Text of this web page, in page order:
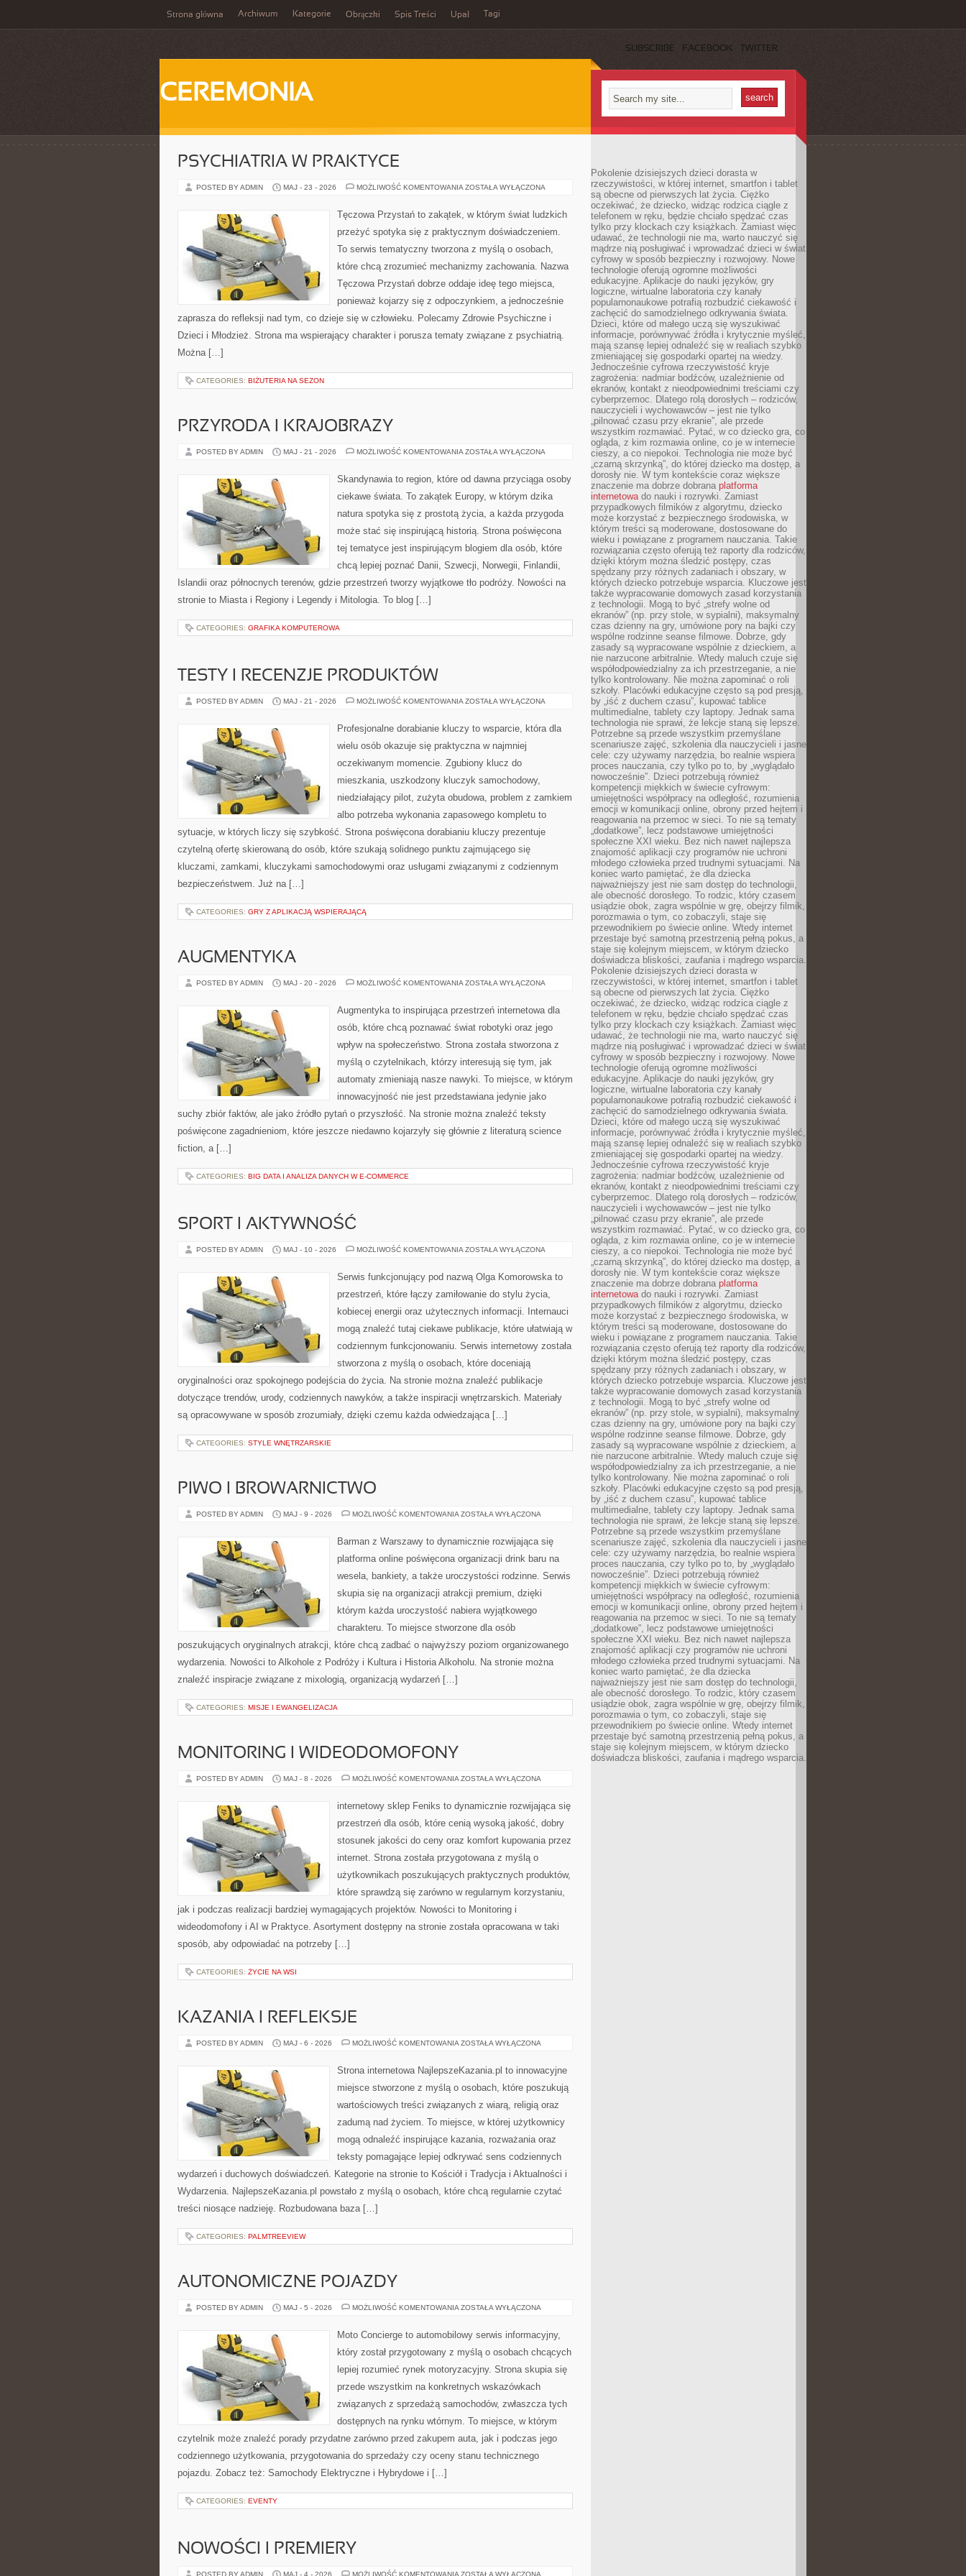
Strona główna Archiwum Kategorie Obrączki Spis Treści Upał Tagi
SUBSCRIBE FACEBOOK TWITTER
CEREMONIA
PSYCHIATRIA W PRAKTYCE
POSTED BY ADMIN MAJ - 23 - 2026 MOŻLIWOŚĆ KOMENTOWANIA PSYCHIATRIA
ZOSTAŁA WYŁĄCZONA
Tęczowa Przystań to zakątek, w którym świat ludzkich
przeżyć spotyka się z praktycznym doświadczeniem.
To serwis tematyczny tworzona z myślą o osobach,
które chcą zrozumieć mechanizmy zachowania. Nazwa
Tęczowa Przystań dobrze oddaje ideę tego miejsca,
ponieważ kojarzy się z odpoczynkiem, a jednocześnie
zaprasza do refleksji nad tym, co dzieje się w człowieku. Polecamy Zdrowie Psychiczne i
Dzieci i Młodzież. Strona ma wspierający charakter i porusza tematy związane z psychiatrią.
Można […]
CATEGORIES: BIŻUTERIA NA SEZON
PRZYRODA I KRAJOBRAZY
POSTED BY ADMIN MAJ - 21 - 2026 MOŻLIWOŚĆ KOMENTOWANIA PRZYRODA
ZOSTAŁA WYŁĄCZONA
Skandynawia to region, które od dawna przyciąga osoby
ciekawe świata. To zakątek Europy, w którym dzika
natura spotyka się z prostotą życia, a każda przygoda
może stać się inspirującą historią. Strona poświęcona
tej tematyce jest inspirującym blogiem dla osób, które
chcą lepiej poznać Danii, Szwecji, Norwegii, Finlandii,
Islandii oraz północnych terenów, gdzie przestrzeń tworzy wyjątkowe tło podróży. Nowości na
stronie to Miasta i Regiony i Legendy i Mitologia. To blog […]
CATEGORIES: GRAFIKA KOMPUTEROWA
TESTY I RECENZJE PRODUKTÓW
POSTED BY ADMIN MAJ - 21 - 2026 MOŻLIWOŚĆ KOMENTOWANIA TESTY
PRODUKTÓW
ZOSTAŁA WYŁĄCZONA
Profesjonalne dorabianie kluczy to wsparcie, która dla
wielu osób okazuje się praktyczna w najmniej
oczekiwanym momencie. Zgubiony klucz do
mieszkania, uszkodzony kluczyk samochodowy,
niedziałający pilot, zużyta obudowa, problem z zamkiem
albo potrzeba wykonania zapasowego kompletu to
sytuacje, w których liczy się szybkość. Strona poświęcona dorabianiu kluczy prezentuje
czytelną ofertę skierowaną do osób, które szukają solidnego punktu zajmującego się
kluczami, zamkami, kluczykami samochodowymi oraz usługami związanymi z codziennym
bezpieczeństwem. Już na […]
CATEGORIES: GRY Z APLIKACJĄ WSPIERAJĄCĄ
AUGMENTYKA
POSTED BY ADMIN MAJ - 20 - 2026 MOŻLIWOŚĆ KOMENTOWANIA AUGMENTYKA
ZOSTAŁA WYŁĄCZONA
Augmentyka to inspirująca przestrzeń internetowa dla
osób, które chcą poznawać świat robotyki oraz jego
wpływ na społeczeństwo. Strona została stworzona z
myślą o czytelnikach, którzy interesują się tym, jak
automaty zmieniają nasze nawyki. To miejsce, w którym
innowacyjność nie jest przedstawiana jedynie jako
suchy zbiór faktów, ale jako źródło pytań o przyszłość. Na stronie można znaleźć teksty
poświęcone zagadnieniom, które jeszcze niedawno kojarzyły się głównie z literaturą science
fiction, a […]
CATEGORIES: BIG DATA I ANALIZA DANYCH W E-COMMERCE
SPORT I AKTYWNOŚĆ
POSTED BY ADMIN MAJ - 10 - 2026 MOŻLIWOŚĆ KOMENTOWANIA SPORT
ZOSTAŁA WYŁĄCZONA
Serwis funkcjonujący pod nazwą Olga Komorowska to
przestrzeń, które łączy zamiłowanie do stylu życia,
kobiecej energii oraz użytecznych informacji. Internauci
mogą znaleźć tutaj ciekawe publikacje, które ułatwiają w
codziennym funkcjonowaniu. Serwis internetowy została
stworzona z myślą o osobach, które doceniają
oryginalności oraz spokojnego podejścia do życia. Na stronie można znaleźć publikacje
dotyczące trendów, urody, codziennych nawyków, a także inspiracji wnętrzarskich. Materiały
są opracowywane w sposób zrozumiały, dzięki czemu każda odwiedzająca […]
CATEGORIES: STYLE WNĘTRZARSKIE
PIWO I BROWARNICTWO
POSTED BY ADMIN MAJ - 9 - 2026 MOŻLIWOŚĆ KOMENTOWANIA PIWO
ZOSTAŁA WYŁĄCZONA
Barman z Warszawy to dynamicznie rozwijająca się
platforma online poświęcona organizacji drink baru na
wesela, bankiety, a także uroczystości rodzinne. Serwis
skupia się na organizacji atrakcji premium, dzięki
którym każda uroczystość nabiera wyjątkowego
charakteru. To miejsce stworzone dla osób
poszukujących oryginalnych atrakcji, które chcą zadbać o najwyższy poziom organizowanego
wydarzenia. Nowości to Alkohole z Podróży i Kultura i Historia Alkoholu. Na stronie można
znaleźć inspiracje związane z mixologią, organizacją wydarzeń […]
CATEGORIES: MISJE I EWANGELIZACJA
MONITORING I WIDEODOMOFONY
POSTED BY ADMIN MAJ - 8 - 2026 MOŻLIWOŚĆ KOMENTOWANIA MONITORING
ZOSTAŁA WYŁĄCZONA
internetowy sklep Feniks to dynamicznie rozwijająca się
przestrzeń dla osób, które cenią wysoką jakość, dobry
stosunek jakości do ceny oraz komfort kupowania przez
internet. Strona została przygotowana z myślą o
użytkownikach poszukujących praktycznych produktów,
które sprawdzą się zarówno w regularnym korzystaniu,
jak i podczas realizacji bardziej wymagających projektów. Nowości to Monitoring i
wideodomofony i AI w Praktyce. Asortyment dostępny na stronie została opracowana w taki
sposób, aby odpowiadać na potrzeby […]
CATEGORIES: ŻYCIE NA WSI
KAZANIA I REFLEKSJE
POSTED BY ADMIN MAJ - 6 - 2026 MOŻLIWOŚĆ KOMENTOWANIA KAZANIA
ZOSTAŁA WYŁĄCZONA
Strona internetowa NajlepszeKazania.pl to innowacyjne
miejsce stworzone z myślą o osobach, które poszukują
wartościowych treści związanych z wiarą, religią oraz
zadumą nad życiem. To miejsce, w której użytkownicy
mogą odnaleźć inspirujące kazania, rozważania oraz
teksty pomagające lepiej odkrywać sens codziennych
wydarzeń i duchowych doświadczeń. Kategorie na stronie to Kościół i Tradycja i Aktualności i
Wydarzenia. NajlepszeKazania.pl powstało z myślą o osobach, które chcą regularnie czytać
treści niosące nadzieję. Rozbudowana baza […]
CATEGORIES: PALMTREEVIEW
AUTONOMICZNE POJAZDY
POSTED BY ADMIN MAJ - 5 - 2026 MOŻLIWOŚĆ KOMENTOWANIA AUTONOMICZNE
ZOSTAŁA WYŁĄCZONA
Moto Concierge to automobilowy serwis informacyjny,
który został przygotowany z myślą o osobach chcących
lepiej rozumieć rynek motoryzacyjny. Strona skupia się
przede wszystkim na konkretnych wskazówkach
związanych z sprzedażą samochodów, zwłaszcza tych
dostępnych na rynku wtórnym. To miejsce, w którym
czytelnik może znaleźć porady przydatne zarówno przed zakupem auta, jak i podczas jego
codziennego użytkowania, przygotowania do sprzedaży czy oceny stanu technicznego
pojazdu. Zobacz też: Samochody Elektryczne i Hybrydowe i […]
CATEGORIES: EVENTY
NOWOŚCI I PREMIERY
POSTED BY ADMIN MAJ - 4 - 2026 MOŻLIWOŚĆ KOMENTOWANIA NOWOŚCI
ZOSTAŁA WYŁĄCZONA
Pokolenie dzisiejszych dzieci dorasta w
rzeczywistości, w której internet, smartfon i tablet
są obecne od pierwszych lat życia. Ciężko
oczekiwać, że dziecko, widząc rodzica ciągle z
telefonem w ręku, będzie chciało spędzać czas
tylko przy klockach czy książkach. Zamiast więc
udawać, że technologii nie ma, warto nauczyć się
mądrze nią posługiwać i wprowadzać dzieci w świat
cyfrowy w sposób bezpieczny i rozwojowy. Nowe
technologie oferują ogromne możliwości
edukacyjne. Aplikacje do nauki języków, gry
logiczne, wirtualne laboratoria czy kanały
popularnonaukowe potrafią rozbudzić ciekawość i
zachęcić do samodzielnego odkrywania świata.
Dzieci, które od małego uczą się wyszukiwać
informacje, porównywać źródła i krytycznie myśleć,
mają szansę lepiej odnaleźć się w realiach szybko
zmieniającej się gospodarki opartej na wiedzy.
Jednocześnie cyfrowa rzeczywistość kryje
zagrożenia: nadmiar bodźców, uzależnienie od
ekranów, kontakt z nieodpowiednimi treściami czy
cyberprzemoc. Dlatego rolą dorosłych – rodziców,
nauczycieli i wychowawców – jest nie tylko
„pilnować czasu przy ekranie”, ale przede
wszystkim rozmawiać. Pytać, w co dziecko gra, co
ogląda, z kim rozmawia online, co je w internecie
cieszy, a co niepokoi. Technologia nie może być
„czarną skrzynką”, do której dziecko ma dostęp, a
dorosły nie. W tym kontekście coraz większe
znaczenie ma dobrze dobrana platforma
internetowado nauki i rozrywki. Zamiast
przypadkowych filmików z algorytmu, dziecko
może korzystać z bezpiecznego środowiska, w
którym treści są moderowane, dostosowane do
wieku i powiązane z programem nauczania. Takie
rozwiązania często oferują też raporty dla rodziców,
dzięki którym można śledzić postępy, czas
spędzany przy różnych zadaniach i obszary, w
których dziecko potrzebuje wsparcia. Kluczowe jest
także wypracowanie domowych zasad korzystania
z technologii. Mogą to być „strefy wolne od
ekranów” (np. przy stole, w sypialni), maksymalny
czas dzienny na gry, umówione pory na bajki czy
wspólne rodzinne seanse filmowe. Dobrze, gdy
zasady są wypracowane wspólnie z dzieckiem, a
nie narzucone arbitralnie. Wtedy maluch czuje się
współodpowiedzialny za ich przestrzeganie, a nie
tylko kontrolowany. Nie można zapominać o roli
szkoły. Placówki edukacyjne często są pod presją,
by „iść z duchem czasu”, kupować tablice
multimedialne, tablety czy laptopy. Jednak sama
technologia nie sprawi, że lekcje staną się lepsze.
Potrzebne są przede wszystkim przemyślane
scenariusze zajęć, szkolenia dla nauczycieli i jasne
cele: czy używamy narzędzia, bo realnie wspiera
proces nauczania, czy tylko po to, by „wyglądało
nowocześnie”. Dzieci potrzebują również
kompetencji miękkich w świecie cyfrowym:
umiejętności współpracy na odległość, rozumienia
emocji w komunikacji online, obrony przed hejtem i
reagowania na przemoc w sieci. To nie są tematy
„dodatkowe”, lecz podstawowe umiejętności
społeczne XXI wieku. Bez nich nawet najlepsza
znajomość aplikacji czy programów nie uchroni
młodego człowieka przed trudnymi sytuacjami. Na
koniec warto pamiętać, że dla dziecka
najważniejszy jest nie sam dostęp do technologii,
ale obecność dorosłego. To rodzic, który czasem
usiądzie obok, zagra wspólnie w grę, obejrzy filmik,
porozmawia o tym, co zobaczyli, staje się
przewodnikiem po świecie online. Wtedy internet
przestaje być samotną przestrzenią pełną pokus, a
staje się kolejnym miejscem, w którym dziecko
doświadcza bliskości, zaufania i mądrego wsparcia.
Pokolenie dzisiejszych dzieci dorasta w
rzeczywistości, w której internet, smartfon i tablet
są obecne od pierwszych lat życia. Ciężko
oczekiwać, że dziecko, widząc rodzica ciągle z
telefonem w ręku, będzie chciało spędzać czas
tylko przy klockach czy książkach. Zamiast więc
udawać, że technologii nie ma, warto nauczyć się
mądrze nią posługiwać i wprowadzać dzieci w świat
cyfrowy w sposób bezpieczny i rozwojowy. Nowe
technologie oferują ogromne możliwości
edukacyjne. Aplikacje do nauki języków, gry
logiczne, wirtualne laboratoria czy kanały
popularnonaukowe potrafią rozbudzić ciekawość i
zachęcić do samodzielnego odkrywania świata.
Dzieci, które od małego uczą się wyszukiwać
informacje, porównywać źródła i krytycznie myśleć,
mają szansę lepiej odnaleźć się w realiach szybko
zmieniającej się gospodarki opartej na wiedzy.
Jednocześnie cyfrowa rzeczywistość kryje
zagrożenia: nadmiar bodźców, uzależnienie od
ekranów, kontakt z nieodpowiednimi treściami czy
cyberprzemoc. Dlatego rolą dorosłych – rodziców,
nauczycieli i wychowawców – jest nie tylko
„pilnować czasu przy ekranie”, ale przede
wszystkim rozmawiać. Pytać, w co dziecko gra, co
ogląda, z kim rozmawia online, co je w internecie
cieszy, a co niepokoi. Technologia nie może być
„czarną skrzynką”, do której dziecko ma dostęp, a
dorosły nie. W tym kontekście coraz większe
znaczenie ma dobrze dobrana platforma
internetowado nauki i rozrywki. Zamiast
przypadkowych filmików z algorytmu, dziecko
może korzystać z bezpiecznego środowiska, w
którym treści są moderowane, dostosowane do
wieku i powiązane z programem nauczania. Takie
rozwiązania często oferują też raporty dla rodziców,
dzięki którym można śledzić postępy, czas
spędzany przy różnych zadaniach i obszary, w
których dziecko potrzebuje wsparcia. Kluczowe jest
także wypracowanie domowych zasad korzystania
z technologii. Mogą to być „strefy wolne od
ekranów” (np. przy stole, w sypialni), maksymalny
czas dzienny na gry, umówione pory na bajki czy
wspólne rodzinne seanse filmowe. Dobrze, gdy
zasady są wypracowane wspólnie z dzieckiem, a
nie narzucone arbitralnie. Wtedy maluch czuje się
współodpowiedzialny za ich przestrzeganie, a nie
tylko kontrolowany. Nie można zapominać o roli
szkoły. Placówki edukacyjne często są pod presją,
by „iść z duchem czasu”, kupować tablice
multimedialne, tablety czy laptopy. Jednak sama
technologia nie sprawi, że lekcje staną się lepsze.
Potrzebne są przede wszystkim przemyślane
scenariusze zajęć, szkolenia dla nauczycieli i jasne
cele: czy używamy narzędzia, bo realnie wspiera
proces nauczania, czy tylko po to, by „wyglądało
nowocześnie”. Dzieci potrzebują również
kompetencji miękkich w świecie cyfrowym:
umiejętności współpracy na odległość, rozumienia
emocji w komunikacji online, obrony przed hejtem i
reagowania na przemoc w sieci. To nie są tematy
„dodatkowe”, lecz podstawowe umiejętności
społeczne XXI wieku. Bez nich nawet najlepsza
znajomość aplikacji czy programów nie uchroni
młodego człowieka przed trudnymi sytuacjami. Na
koniec warto pamiętać, że dla dziecka
najważniejszy jest nie sam dostęp do technologii,
ale obecność dorosłego. To rodzic, który czasem
usiądzie obok, zagra wspólnie w grę, obejrzy filmik,
porozmawia o tym, co zobaczyli, staje się
przewodnikiem po świecie online. Wtedy internet
przestaje być samotną przestrzenią pełną pokus, a
staje się kolejnym miejscem, w którym dziecko
doświadcza bliskości, zaufania i mądrego wsparcia.